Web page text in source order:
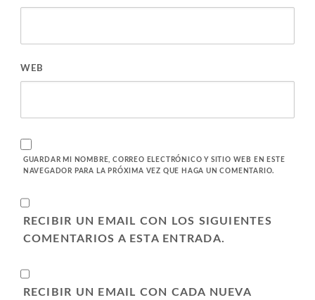
WEB
GUARDAR MI NOMBRE, CORREO ELECTRÓNICO Y SITIO WEB EN ESTE
NAVEGADOR PARA LA PRÓXIMA VEZ QUE HAGA UN COMENTARIO.
RECIBIR UN EMAIL CON LOS SIGUIENTES
COMENTARIOS A ESTA ENTRADA.
RECIBIR UN EMAIL CON CADA NUEVA